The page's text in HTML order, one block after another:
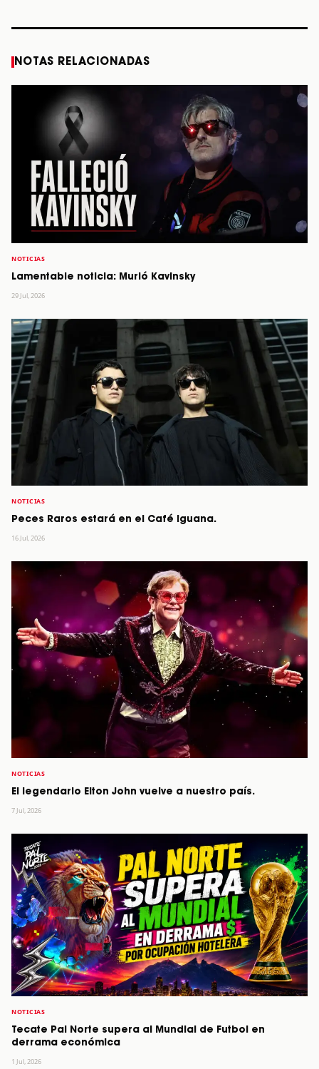
NOTAS RELACIONADAS
NOTICIAS
Lamentable noticia: Murió Kavinsky
29 Jul, 2026
NOTICIAS
Peces Raros estará en el Café Iguana.
16 Jul, 2026
NOTICIAS
El legendario Elton John vuelve a nuestro país.
7 Jul, 2026
NOTICIAS
Tecate Pal Norte supera al Mundial de Futbol en
derrama económica
1 Jul, 2026